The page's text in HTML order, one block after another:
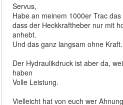
Servus,
Habe an meinem 1000er Trac das
dass der Heckkraftheber nur mit
anhebt.
Und das ganz langsam ohne Kraft.
Der Hydraulikdruck ist aber da,
haben
Volle Leistung.
Vielleicht hat von euch wer